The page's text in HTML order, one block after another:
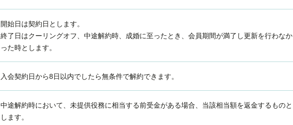
開始日は契約日とします。
終了日はクーリングオフ、中途解約時、成婚に至ったとき、会員期間が満了し更新を行わなか
った時とします。
入会契約日から8日以内でしたら無条件で解約できます。
中途解約時において、未提供役務に相当する前受金がある場合、当該相当額を返金するものと
します。